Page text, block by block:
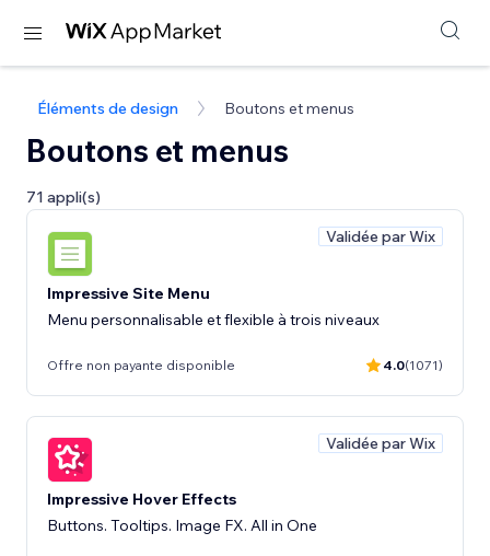
Éléments de design Boutons et menus
Boutons et menus
71 appli(s)
Validée par Wix
Impressive Site Menu
Menu personnalisable et flexible à trois niveaux
Offre non payante disponible 4.0(1071)
Validée par Wix
Impressive Hover Effects
Buttons. Tooltips. Image FX. All in One